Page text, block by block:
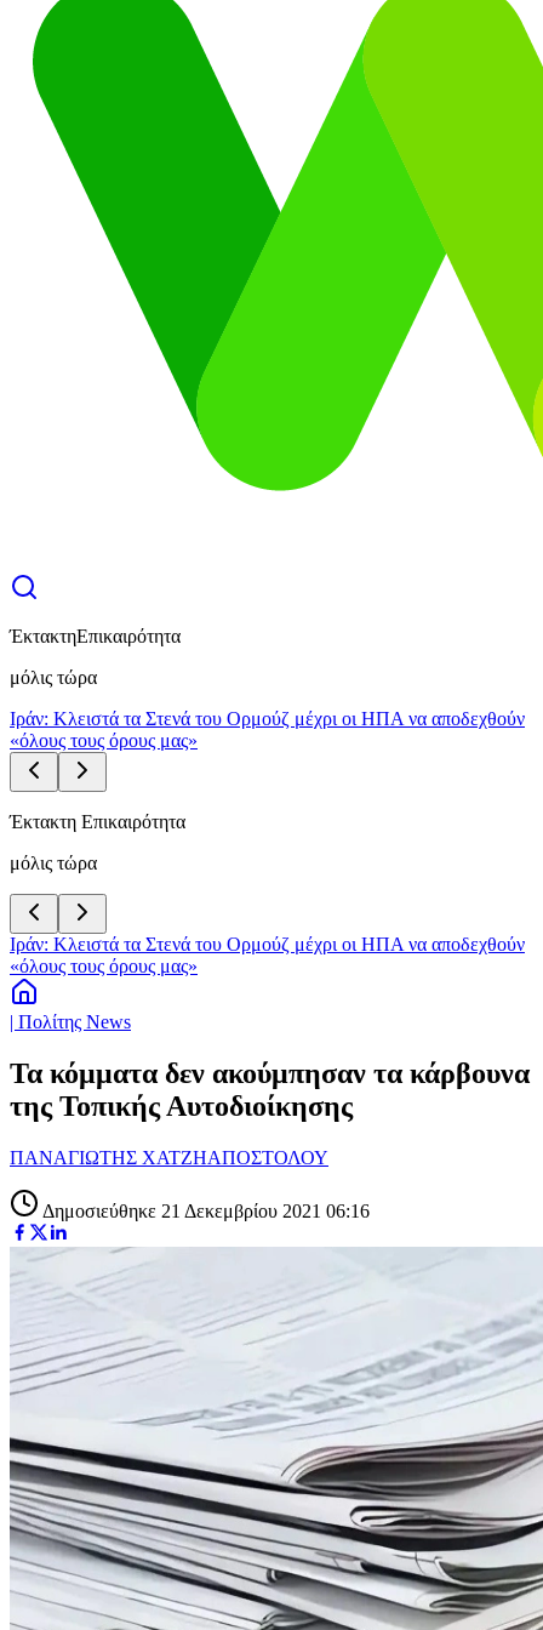
ΈκτακτηΕπικαιρότητα
μόλις τώρα
Ιράν: Κλειστά τα Στενά του Ορμούζ μέχρι οι ΗΠΑ να αποδεχθούν
«όλους τους όρους μας»
Έκτακτη Επικαιρότητα
μόλις τώρα
Ιράν: Κλειστά τα Στενά του Ορμούζ μέχρι οι ΗΠΑ να αποδεχθούν
«όλους τους όρους μας»
| Πολίτης News
Τα κόμματα δεν ακούμπησαν τα κάρβουνα
της Τοπικής Αυτοδιοίκησης
ΠΑΝΑΓΙΩΤΗΣ ΧΑΤΖΗΑΠΟΣΤΟΛΟΥ
Δημοσιεύθηκε 21 Δεκεμβρίου 2021 06:16